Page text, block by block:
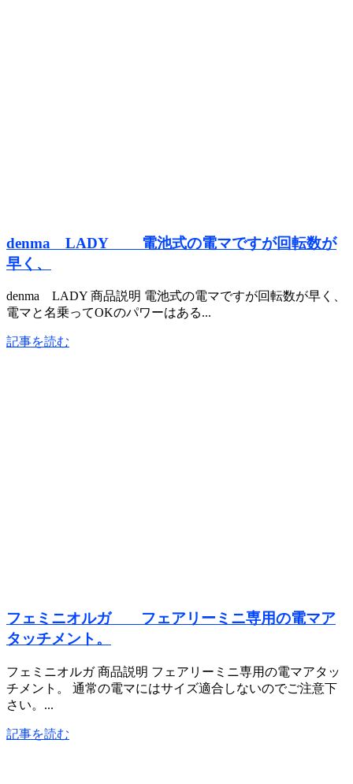
denma LADY 電池式の電マですが回転数が
早く、
denma LADY 商品説明 電池式の電マですが回転数が早く、
電マと名乗ってOKのパワーはある...
記事を読む
フェミニオルガ フェアリーミニ専用の電マア
タッチメント。
フェミニオルガ 商品説明 フェアリーミニ専用の電マアタッ
チメント。 通常の電マにはサイズ適合しないのでご注意下
さい。...
記事を読む